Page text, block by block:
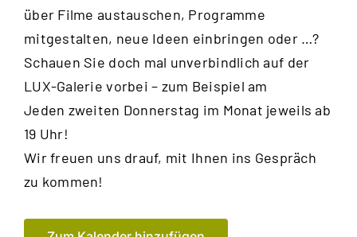
über Filme austauschen, Programme
mitgestalten, neue Ideen einbringen oder …?
Schauen Sie doch mal unverbindlich auf der
LUX-Galerie vorbei – zum Beispiel am
Jeden zweiten Donnerstag im Monat jeweils ab
19 Uhr!
Wir freuen uns drauf, mit Ihnen ins Gespräch
zu kommen!